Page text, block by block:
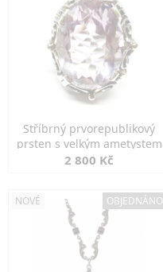
Stříbrný prvorepublikový
prsten s velkým ametystem
2 800 Kč
NOVÉ OBJEDNÁNO